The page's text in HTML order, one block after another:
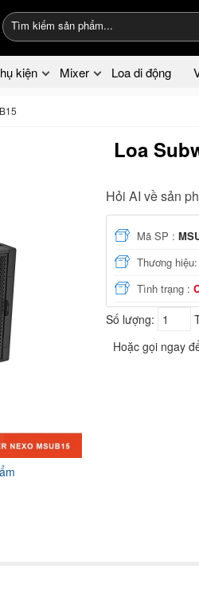
kiện Mixer Loa di động
Loa
Hỏi AI về sản
Mã SP :
Thương hiệu:
Tình trạng :
Số lượng:
Hoặc gọi ngay